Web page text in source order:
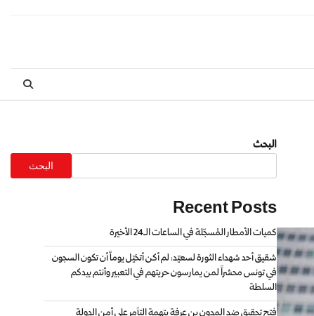
البحث
البحث
Recent Posts
كميات الأمطار المُسجّلة في الساعات الـ24 الأخيرة
شقيق أحد شهداء الثورة لسعيّد: لم أكن أتخيّل يوماً أن تكون السجون
في تونس محشراً لمن يمارسون حريتهم في التعبير وأنتم بيدكم
السلطة
فتح تحقيق ضد المدون بن عرفة بتهمة التآمر على أمن الدولة